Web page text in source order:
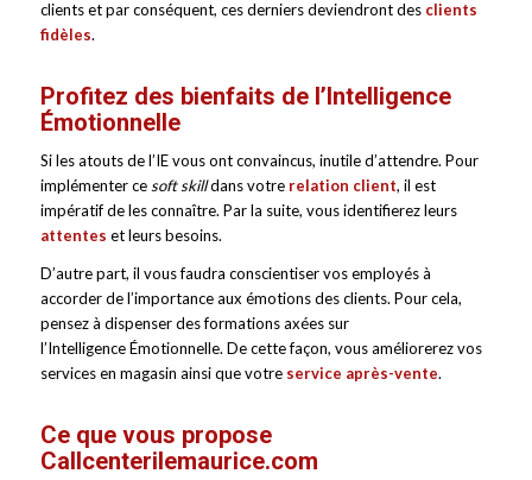
clients et par conséquent, ces derniers deviendront des clients
fidèles.
Profitez des bienfaits de l’Intelligence
Émotionnelle
Si les atouts de l’IE vous ont convaincus, inutile d’attendre. Pour
implémenter ce soft skilldans votre relation client, il est
impératif de les connaître. Par la suite, vous identifierez leurs
attentes et leurs besoins.
D’autre part, il vous faudra conscientiser vos employés à
accorder de l’importance aux émotions des clients. Pour cela,
pensez à dispenser des formations axées sur
l’Intelligence Émotionnelle. De cette façon, vous améliorerez vos
services en magasin ainsi que votre service après-vente.
Ce que vous propose
Callcenterilemaurice.com